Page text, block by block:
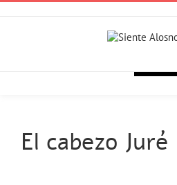
Skip
to
El cabezo Juré
Utilizamos cookies propias y de
navegación. Si continúas,